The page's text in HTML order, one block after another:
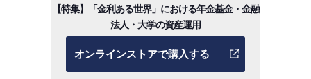
【特集】「金利ある世界」における年金基金・金融
法人・大学の資産運用
オンラインストアで購入する